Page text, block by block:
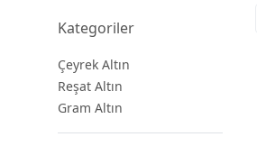
Kategoriler
Çeyrek Altın
Reşat Altın
Gram Altın